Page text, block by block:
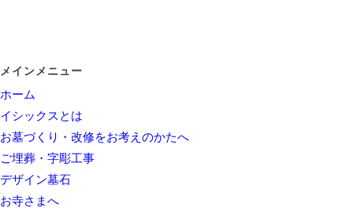
メインメニュー
ホーム
イシックスとは
お墓づくり・改修をお考えのかたへ
ご埋葬・字彫工事
デザイン墓石
お寺さまへ